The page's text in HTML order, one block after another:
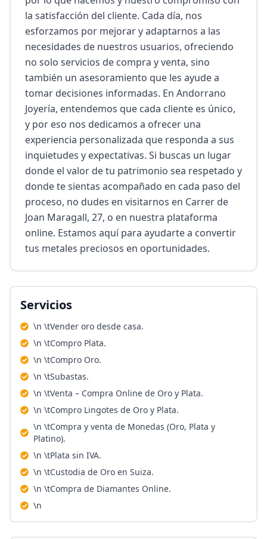
la satisfacción del cliente. Cada día, nos
esforzamos por mejorar y adaptarnos a las
necesidades de nuestros usuarios, ofreciendo
no solo servicios de compra y venta, sino
también un asesoramiento que les ayude a
tomar decisiones informadas. En Andorrano
Joyería, entendemos que cada cliente es único,
y por eso nos dedicamos a ofrecer una
experiencia personalizada que responda a sus
inquietudes y expectativas. Si buscas un lugar
donde el valor de tu patrimonio sea respetado y
donde te sientas acompañado en cada paso del
proceso, no dudes en visitarnos en Carrer de
Joan Maragall, 27, o en nuestra plataforma
online. Estamos aquí para ayudarte a convertir
tus metales preciosos en oportunidades.
Servicios
\n \tVender oro desde casa.
\n \tCompro Plata.
\n \tCompro Oro.
\n \tSubastas.
\n \tVenta – Compra Online de Oro y Plata.
\n \tCompro Lingotes de Oro y Plata.
\n \tCompra y venta de Monedas (Oro, Plata y
Platino).
\n \tPlata sin IVA.
\n \tCustodia de Oro en Suiza.
\n \tCompra de Diamantes Online.
\n